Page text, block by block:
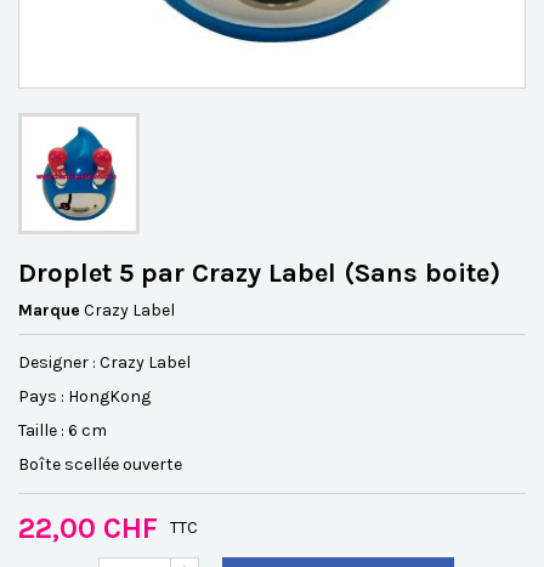
Droplet 5 par Crazy Label (Sans boite)
Marque Crazy Label
Designer : Crazy Label
Pays : HongKong
Taille : 6 cm
Boîte scellée ouverte
22,00 CHF TTC